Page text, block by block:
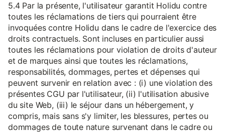
5.4 Par la présente, l'utilisateur garantit Holidu contre
toutes les réclamations de tiers qui pourraient être
invoquées contre Holidu dans le cadre de l'exercice des
droits contractuels. Sont incluses en particulier aussi
toutes les réclamations pour violation de droits d'auteur
et de marques ainsi que toutes les réclamations,
responsabilités, dommages, pertes et dépenses qui
peuvent survenir en relation avec : (i) une violation des
présentes CGU par l'utilisateur, (ii) l'utilisation abusive
du site Web, (iii) le séjour dans un hébergement, y
compris, mais sans s'y limiter, les blessures, pertes ou
dommages de toute nature survenant dans le cadre ou